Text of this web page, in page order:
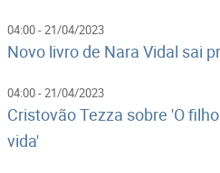
04:00 - 21/04/2023
Novo livro de Nara Vidal sai
04:00 - 21/04/2023
Cristovão Tezza sobre 'O
vida'